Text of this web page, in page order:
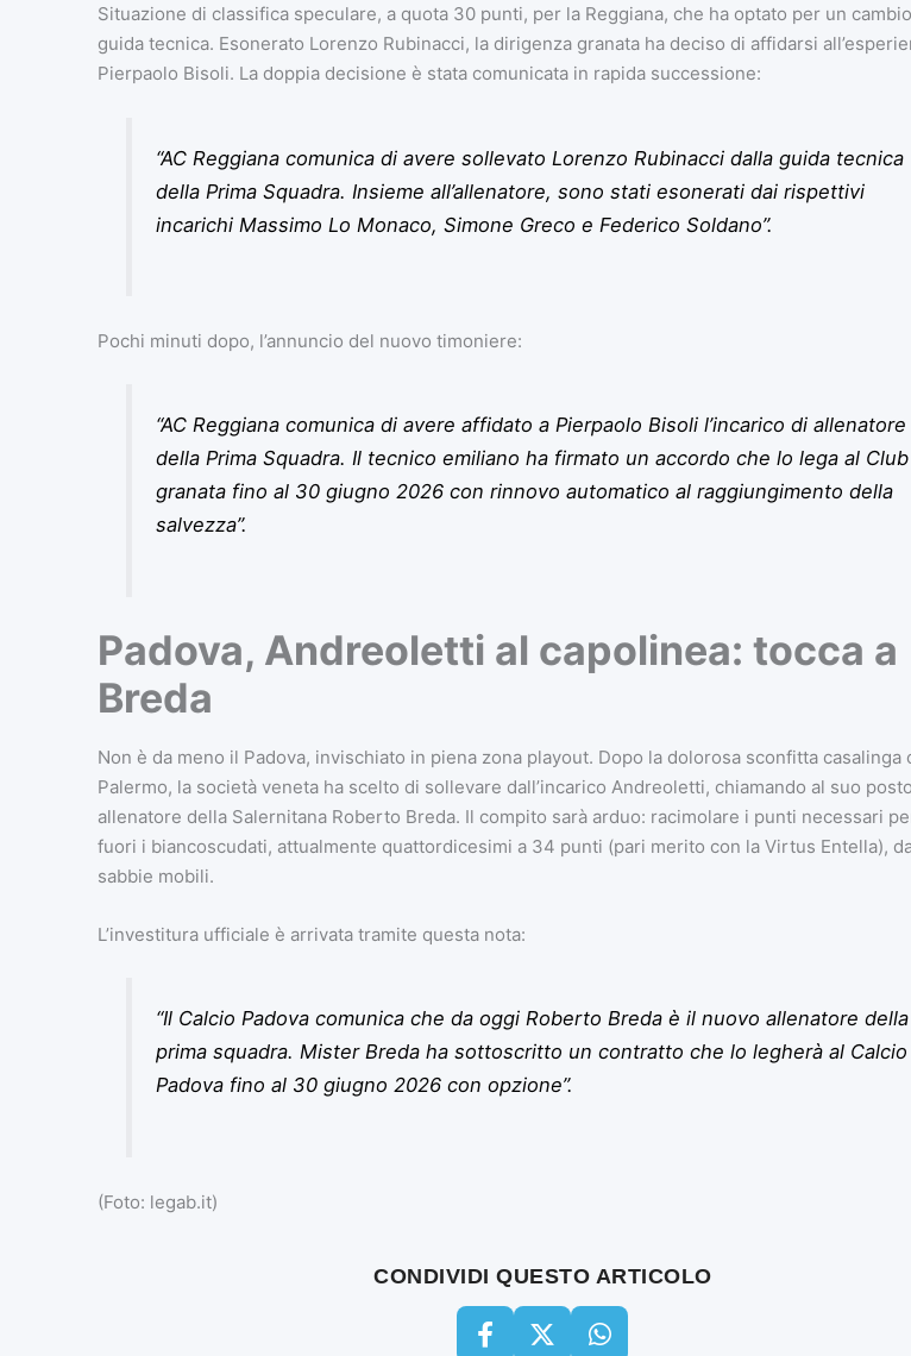
Situazione di classifica speculare, a quota 30 punti, per la Reggiana, che ha optato per un
guida tecnica. Esonerato Lorenzo Rubinacci, la dirigenza granata ha deciso di affidarsi
Pierpaolo Bisoli. La doppia decisione è stata comunicata in rapida successione:
“AC Reggiana comunica di avere sollevato Lorenzo Rubinacci dalla guida tecnica
della Prima Squadra. Insieme all’allenatore, sono stati esonerati dai rispettivi
incarichi Massimo Lo Monaco, Simone Greco e Federico Soldano”.
Pochi minuti dopo, l’annuncio del nuovo timoniere:
“AC Reggiana comunica di avere affidato a Pierpaolo Bisoli l’incarico di allenatore
della Prima Squadra. Il tecnico emiliano ha firmato un accordo che lo lega al Club
granata fino al 30 giugno 2026 con rinnovo automatico al raggiungimento della
salvezza”.
Padova, Andreoletti al capolinea: tocca a
Breda
Non è da meno il Padova, invischiato in piena zona playout. Dopo la dolorosa sconfitta casalinga
Palermo, la società veneta ha scelto di sollevare dall’incarico Andreoletti, chiamando al suo posto
allenatore della Salernitana Roberto Breda. Il compito sarà arduo: racimolare i punti necessari
fuori i biancoscudati, attualmente quattordicesimi a 34 punti (pari merito con la Virtus Entella),
sabbie mobili.
L’investitura ufficiale è arrivata tramite questa nota:
“Il Calcio Padova comunica che da oggi Roberto Breda è il nuovo allenatore della
prima squadra. Mister Breda ha sottoscritto un contratto che lo legherà al Calcio
Padova fino al 30 giugno 2026 con opzione”.
(Foto: legab.it)
CONDIVIDI QUESTO ARTICOLO